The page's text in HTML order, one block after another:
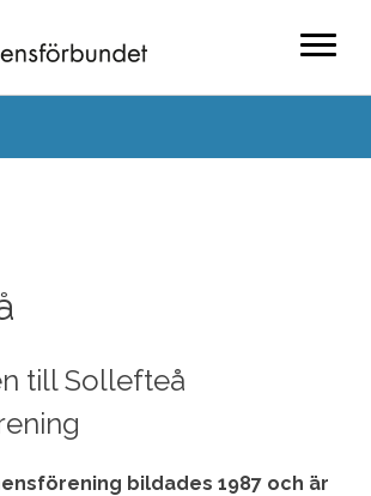
till Sollefteå
bildades 1987 och är